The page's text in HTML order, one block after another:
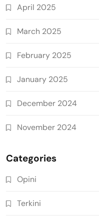
April 2025
March 2025
February 2025
January 2025
December 2024
November 2024
Categories
Opini
Terkini